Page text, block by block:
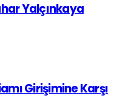
Yalçınkaya
Girişimine Karşı